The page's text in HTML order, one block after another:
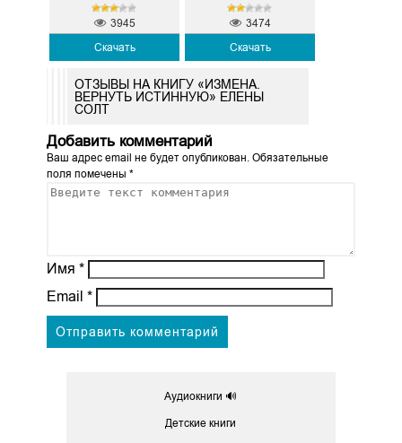
Скачать
3945
Скачать
3474
ОТЗЫВЫ НА КНИГУ «ИЗМЕНА.
ВЕРНУТЬ ИСТИННУЮ» ЕЛЕНЫ
СОЛТ
Добавить комментарий
Ваш адрес email не будет опубликован.Обязательные
поля помечены *
Имя *
Email *
Аудиокниги 🔊
Детские книги